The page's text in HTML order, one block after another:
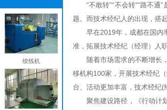
绞线机
“不敢转”“不会转”“路不
题。而技术经纪人的出现，搭
早在2019年，成都在国内
准，拓展技术经纪（经理）人
随着市场需求的不断增长
移机构100家，开展技术经纪
台、活动更加丰富，技术经纪(
聚焦建设路径，《行动计